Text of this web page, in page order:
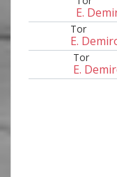
E.
Tor
E.
Tor
E.